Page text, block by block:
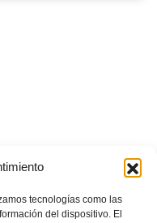
tecnologías como las
del dispositivo. El